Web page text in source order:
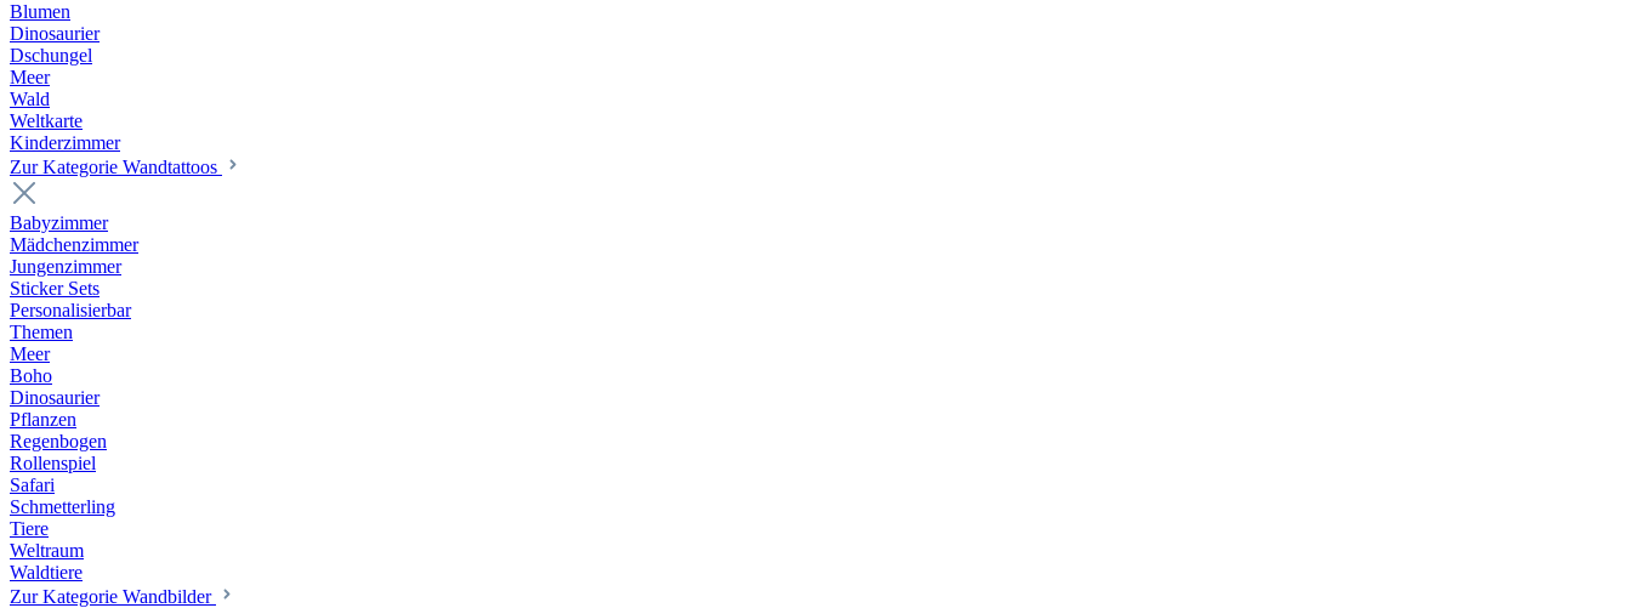
Blumen
Dinosaurier
Dschungel
Meer
Wald
Weltkarte
Kinderzimmer
Zur Kategorie Wandtattoos
Babyzimmer
Mädchenzimmer
Jungenzimmer
Sticker Sets
Personalisierbar
Themen
Meer
Boho
Dinosaurier
Pflanzen
Regenbogen
Rollenspiel
Safari
Schmetterling
Tiere
Weltraum
Waldtiere
Zur Kategorie Wandbilder